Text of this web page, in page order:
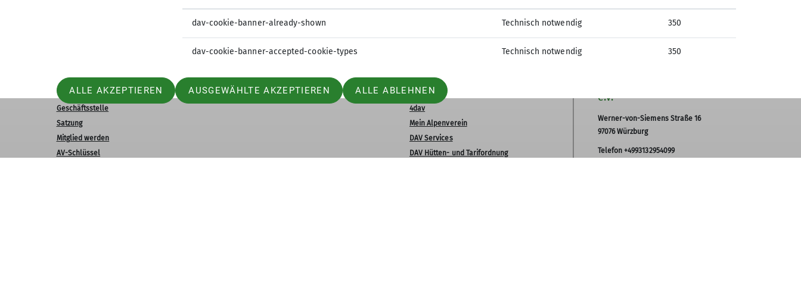
Sektion
Geschäftsstelle
Satzung
Mitglied werden
AV-Schlüssel
Aktuelles Partner und Services
4dav
Mein Alpenverein
DAV Services
DAV Hütten- und Tarifordnung
e.V.
Werner-von-Siemens Straße 16
97076 Würzburg
Telefon +4993132954099
dav-cookie-banner-already-shown Technisch notwendig 350
dav-cookie-banner-accepted-cookie-types Technisch notwendig 350
ALLE AKZEPTIEREN AUSGEWÄHLTE AKZEPTIEREN ALLE ABLEHNEN